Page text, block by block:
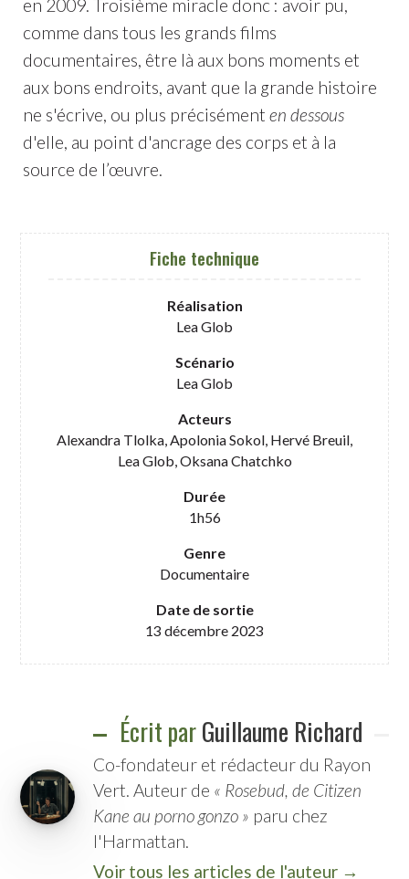
Fiche technique
Réalisation
Lea Glob
Scénario
Lea Glob
Acteurs
Alexandra Tlolka, Apolonia Sokol, Hervé Breuil,
Lea Glob, Oksana Chatchko
Durée
1h56
Genre
Documentaire
Date de sortie
13 décembre 2023
en 2009. Troisième miracle donc : avoir pu,
comme dans tous les grands films
documentaires, être là aux bons moments et
aux bons endroits, avant que la grande histoire
ne s'écrive, ou plus précisément en dessous
d'elle, au point d'ancrage des corps et à la
source de l’œuvre.
Écrit parGuillaume Richard
Co-fondateur et rédacteur du Rayon
Vert. Auteur de « Rosebud, de Citizen
Kane au porno gonzo » paru chez
l'Harmattan.
Voir tous les articles de l'auteur →